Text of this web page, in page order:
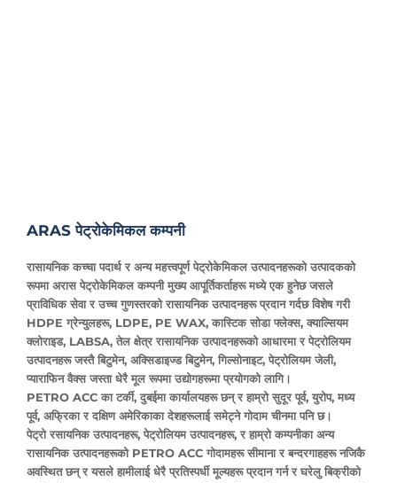
ARAS पेट्रोकेमिकल कम्पनी
रासायनिक कच्चा पदार्थ र अन्य महत्त्वपूर्ण पेट्रोकेमिकल उत्पादनहरूको उत्पादकको
रूपमा अरास पेट्रोकेमिकल कम्पनी मुख्य आपूर्तिकर्ताहरू मध्ये एक हुनेछ जसले
प्राविधिक सेवा र उच्च गुणस्तरको रासायनिक उत्पादनहरू प्रदान गर्दछ विशेष गरी
HDPE ग्रेन्युलहरू, LDPE, PE WAX, कास्टिक सोडा फ्लेक्स, क्याल्सियम
क्लोराइड, LABSA, तेल क्षेत्र रासायनिक उत्पादनहरूको आधारमा र पेट्रोलियम
उत्पादनहरू जस्तै बिटुमेन, अक्सिडाइज्ड बिटुमेन, गिल्सोनाइट, पेट्रोलियम जेली,
प्याराफिन वैक्स जस्ता धेरै मूल रूपमा उद्योगहरूमा प्रयोगको लागि।
PETRO ACC का टर्की, दुबईमा कार्यालयहरू छन् र हाम्रो सुदूर पूर्व, युरोप, मध्य
पूर्व, अफ्रिका र दक्षिण अमेरिकाका देशहरूलाई समेट्ने गोदाम चीनमा पनि छ।
पेट्रो रसायनिक उत्पादनहरू, पेट्रोलियम उत्पादनहरू, र हाम्रो कम्पनीका अन्य
रासायनिक उत्पादनहरूको PETRO ACC गोदामहरू सीमाना र बन्दरगाहहरू नजिकै
अवस्थित छन् र यसले हामीलाई धेरै प्रतिस्पर्धी मूल्यहरू प्रदान गर्न र घरेलु बिक्रीको